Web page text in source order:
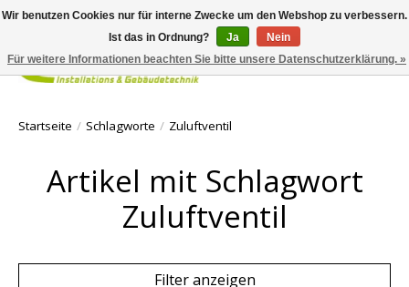
Ihr
Startseite / Schlagworte / Zuluftventil
Artikel mit Schlagwort
Zuluftventil
Filter anzeigen
Wir benutzen Cookies nur für interne Zwecke um den Webshop zu verbessern.
Ist das in Ordnung?
Ja
Nein
Für weitere Informationen beachten Sie bitte unsere Datenschutzerklärung. »